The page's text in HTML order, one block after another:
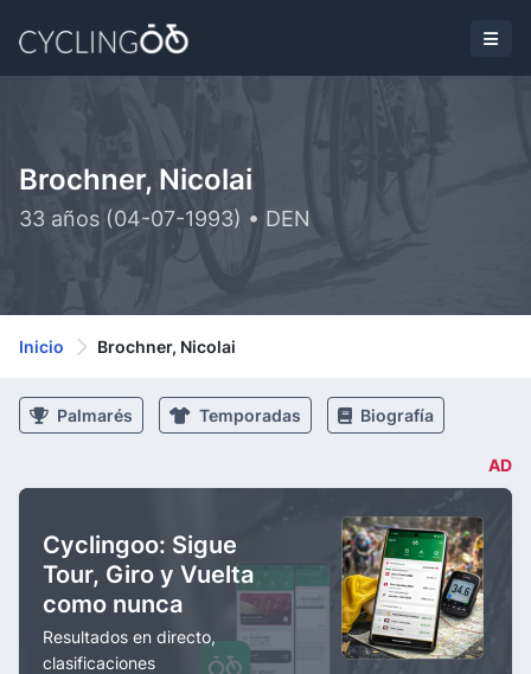
Brochner, Nicolai
33 años (04-07-1993) • DEN
Inicio Brochner, Nicolai
Palmarés Temporadas Biografía
AD
Cyclingoo: Sigue
Tour, Giro y Vuelta
como nunca
Resultados en directo,
clasificaciones